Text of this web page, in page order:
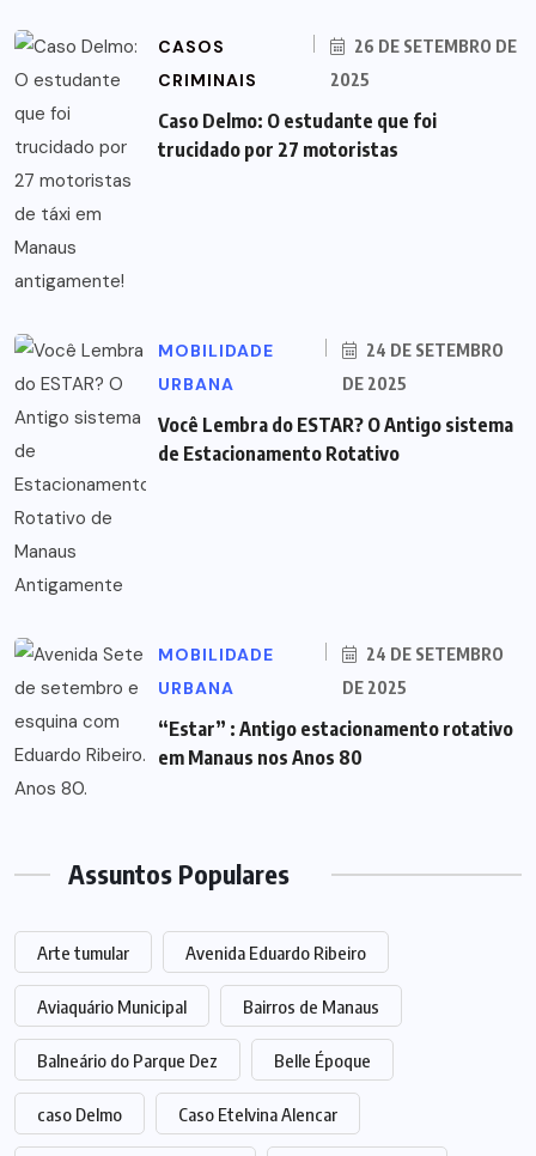
CASOS
CRIMINAIS
26 DE SETEMBRO DE
2025
Caso Delmo: O estudante que foi
trucidado por 27 motoristas
MOBILIDADE
URBANA
24 DE SETEMBRO
DE 2025
Você Lembra do ESTAR? O Antigo sistema
de Estacionamento Rotativo
MOBILIDADE
URBANA
24 DE SETEMBRO
DE 2025
“Estar” : Antigo estacionamento rotativo
em Manaus nos Anos 80
Assuntos Populares
Arte tumular Avenida Eduardo Ribeiro
Aviaquário Municipal Bairros de Manaus
Balneário do Parque Dez Belle Époque
caso Delmo Caso Etelvina Alencar